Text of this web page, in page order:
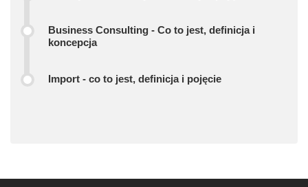
Business Consulting - Co to jest, definicja i
koncepcja
Import - co to jest, definicja i pojęcie